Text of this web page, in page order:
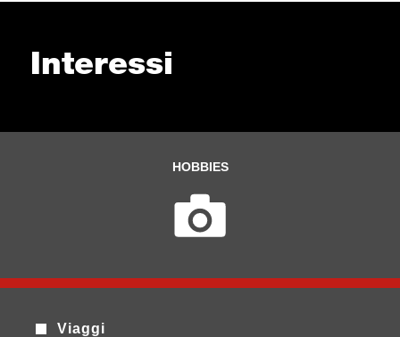
Interessi
HOBBIES
Viaggi